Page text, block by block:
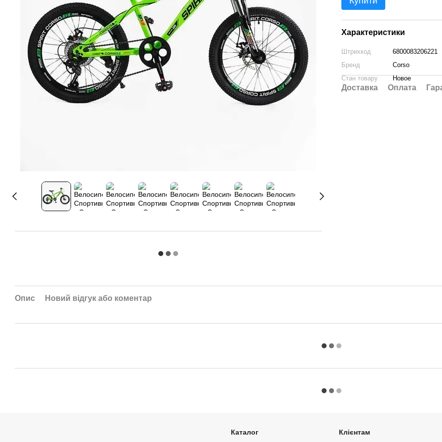
Характеристики
Штрихкод
6800083206221
Бренд
Corso
Стан товару
Новое
Доставка Оплата
Опис Новий відгук або коментар
Каталог Клієнтам